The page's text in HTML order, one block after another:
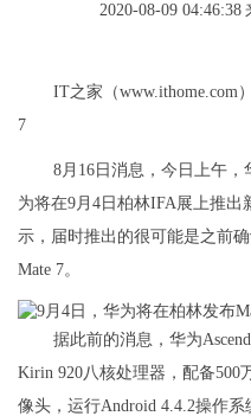
2020-08-09 04:46:38
IT之家（www.ithome.com
7
8月16日消息，今日上午
为将在9月4日柏林IFA展上推
示，届时推出的很可能是之前
Mate 7。
据此前的消息，华为
Kirin 920八核处理器，配备500
像头，运行Android 4.4.2操作系